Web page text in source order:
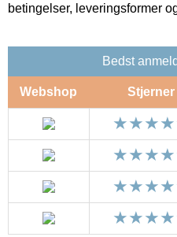
betingelser, leveringsformer
Bedst
Webshop Stjerner